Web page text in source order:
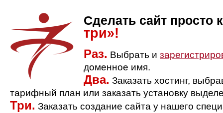
Сделать сайт просто
три»!
Раз. Выбрать и
доменное имя.
Два. Заказать хостинг,
тарифный план или заказать установку
Три. Заказать создание сайта у нашего